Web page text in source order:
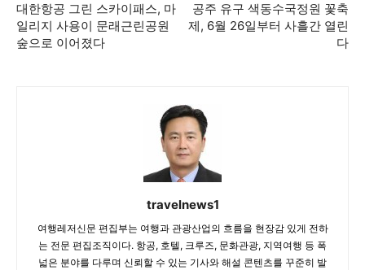
대한항공 그린 스카이패스, 마
일리지 사용이 문래근린공원
숲으로 이어졌다
공주 유구 색동수국정원 꽃축
제, 6월 26일부터 사흘간 열린
다
travelnews1
여행레저신문 편집부는 여행과 관광산업의 흐름을 현장감 있게 전하
는 전문 편집조직이다. 항공, 호텔, 크루즈, 문화관광, 지역여행 등 폭
넓은 분야를 다루며 신뢰할 수 있는 기사와 해설 콘텐츠를 꾸준히 발